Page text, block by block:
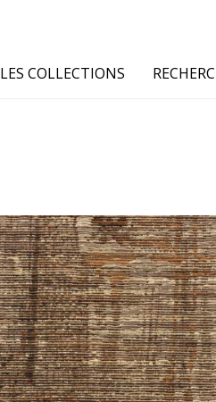
LES COLLECTIONS
Aspect lin
Aspect soie
Coton
Inspiration fourrure
Laine
Lin
Polyester